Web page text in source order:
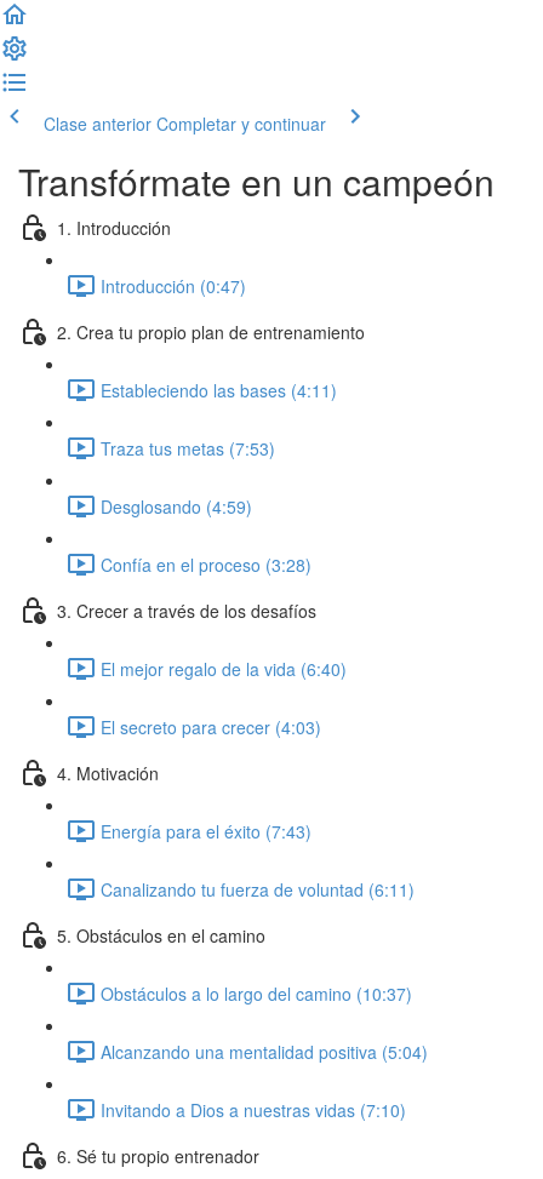
Clase anterior Completar y continuar
Transfórmate en un campeón
1. Introducción
Introducción (0:47)
2. Crea tu propio plan de entrenamiento
Estableciendo las bases (4:11)
Traza tus metas (7:53)
Desglosando (4:59)
Confía en el proceso (3:28)
3. Crecer a través de los desafíos
El mejor regalo de la vida (6:40)
El secreto para crecer (4:03)
4. Motivación
Energía para el éxito (7:43)
Canalizando tu fuerza de voluntad (6:11)
5. Obstáculos en el camino
Obstáculos a lo largo del camino (10:37)
Alcanzando una mentalidad positiva (5:04)
Invitando a Dios a nuestras vidas (7:10)
6. Sé tu propio entrenador